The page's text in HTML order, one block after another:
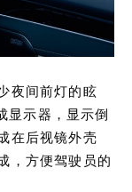
夜间前灯的眩
显示器，显示倒
在后视镜外壳
，方便驾驶员的